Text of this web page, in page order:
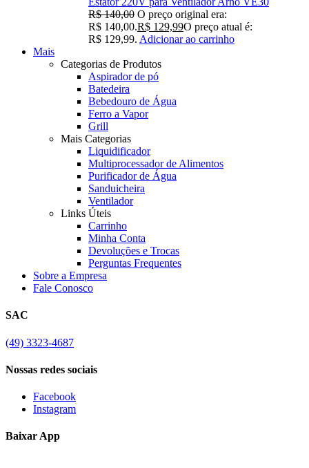
R$140,00 O preço original era:
R$ 140,00.R$ 129,99O preço atual é:
R$ 129,99. Adicionar ao carrinho
Mais
Categorias de Produtos
Aspirador de pó
Batedeira
Bebedouro de Água
Ferro a Vapor
Grill
Mais Categorias
Liquidificador
Multiprocessador de Alimentos
Purificador de Água
Sanduicheira
Ventilador
Links Úteis
Carrinho
Minha Conta
Devoluções e Trocas
Perguntas Frequentes
Sobre a Empresa
Fale Conosco
SAC
(49) 3323-4687
Nossas redes sociais
Facebook
Instagram
Baixar App